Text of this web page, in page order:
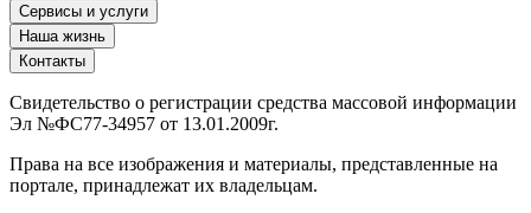
Сервисы и услуги
Наша жизнь
Контакты
Свидетельство о регистрации средства массовой информации
Эл №ФС77-34957 от 13.01.2009г.
Права на все изображения и материалы, представленные на
портале, принадлежат их владельцам.